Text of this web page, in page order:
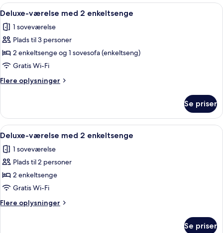
Indlæs
alle
billeder
af
Deluxe-
værelse
med
2
Et hotelværelse med trægulv, et
2
Deluxe-værelse med 2 enkeltsenge
1 soveværelse
Plads til 3 personer
2 enkeltsenge og 1 sovesofa (enkeltseng)
Gratis Wi-Fi
Flere oplysninger
Flere
værelse
med
2
Se priser
Indlæs
alle
billeder
af
Deluxe-
værelse
med
2
Et hotelværelse med to senge, et
5
Deluxe-værelse med 2 enkeltsenge
1 soveværelse
Plads til 2 personer
2 enkeltsenge
Gratis Wi-Fi
Flere oplysninger
Flere
Se priser